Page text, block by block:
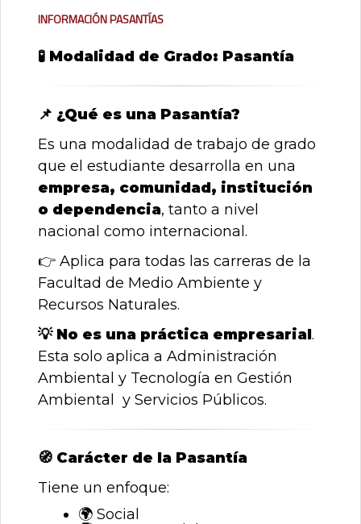
Información Pasantías
🧪 Modalidad de Grado: Pasantía
📌 ¿Qué es una Pasantía?
Es una modalidad de trabajo de grado
que el estudiante desarrolla en una
empresa, comunidad, institución
o dependencia, tanto a nivel
nacional como internacional.
👉 Aplica para todas las carreras de la
Facultad de Medio Ambiente y
Recursos Naturales.
💡No es una práctica empresarial.
Esta solo aplica a Administración
Ambiental y Tecnología en Gestión
Ambiental y Servicios Públicos.
🧭 Carácter de la Pasantía
Tiene un enfoque:
🌍 Social